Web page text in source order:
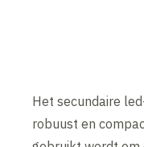
Het secundaire
robuust en